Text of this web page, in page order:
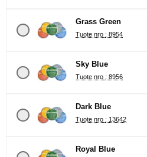
Grass Green
Tuote nro : 8954
Sky Blue
Tuote nro : 8956
Dark Blue
Tuote nro : 13642
Royal Blue